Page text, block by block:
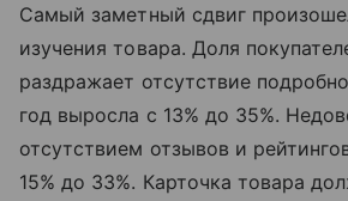
Самый заметный сдвиг
изучения товара. Доля
раздражает отсутствие
год выросла с 13% до 35%.
отсутствием отзывов и
15% до 33%. Карточка товара